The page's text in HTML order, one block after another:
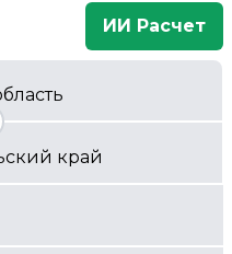
ИИ Расчет